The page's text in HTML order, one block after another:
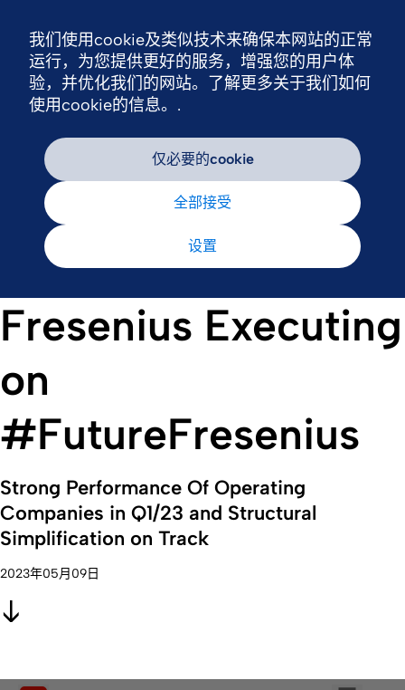
Fresenius Executing
on
#FutureFresenius
Strong Performance Of Operating
Companies in Q1/23 and Structural
Simplification on Track
2023年05月09日
我们使用cookie及类似技术来确保本网站的正常
运行，为您提供更好的服务，增强您的用户体
验，并优化我们的网站。了解更多关于我们如何
使用cookie的信息。.
仅必要的cookie
全部接受
设置